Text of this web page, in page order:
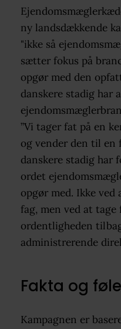
ny landsdækkende
"ikke så
sætter fokus på
opgør med den
danskere stadig har
”Vi tager fat på en
og vender den til en
danskere stadig har
ordet
opgør med. Ikke ved
fag, men ved at tage
ordentligheden
administrerende
Fakta og
Kampagnen er